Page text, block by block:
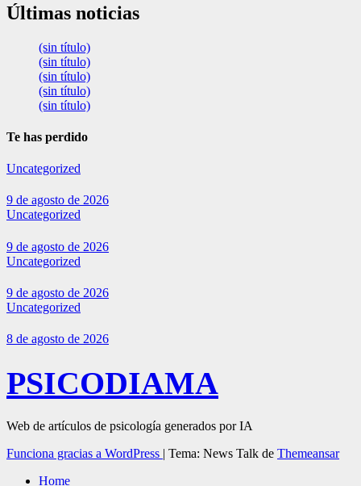
Últimas noticias
(sin título)
(sin título)
(sin título)
(sin título)
(sin título)
Te has perdido
Uncategorized
9 de agosto de 2026
Uncategorized
9 de agosto de 2026
Uncategorized
9 de agosto de 2026
Uncategorized
8 de agosto de 2026
PSICODIAMA
Web de artículos de psicología generados por IA
Funciona gracias a WordPress | Tema: News Talk de Themeansar
Home